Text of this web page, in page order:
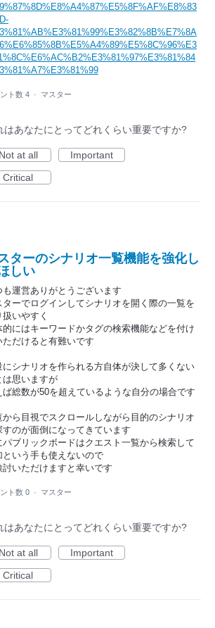
ト数 4 · マスター
はあなたにとってどれくらい重要ですか?
Not at all
Important
Critical
ターのシナリオ一覧機能を強化し
しい
も運営ありがとうございます
ターでログインしてシナリオを開く際の一覧を
扱いやすく
的にはキーワードかタグの検索機能などを付け
ただけると有難いです
にシナリオを作られる方自体が決して多くない
は思いますが
ば総数が50を超えているような自分の場合です
から目視でスクロールしながら目的のシナリオ
すのが面倒になってきています
パブリックボードはクエスト一覧から検索して
という手も使えないので
討いただけますと幸いです
ト数 0 · マスター
はあなたにとってどれくらい重要ですか?
Not at all
Important
Critical